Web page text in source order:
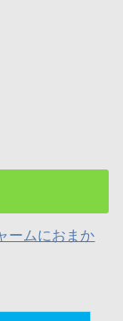
ームにおまか